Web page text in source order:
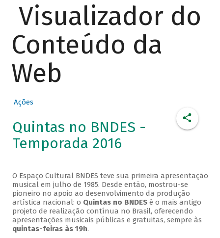
Visualizador do
Conteúdo da
Web
Ações
Quintas no BNDES -
Temporada 2016
O Espaço Cultural BNDES teve sua primeira apresentação
musical em julho de 1985. Desde então, mostrou-se
pioneiro no apoio ao desenvolvimento da produção
artística nacional: o Quintas no BNDESé o mais antigo
projeto de realização contínua no Brasil, oferecendo
apresentações musicais públicas e gratuitas, sempre às
quintas-feiras às 19h.